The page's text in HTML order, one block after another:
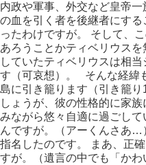
内政や軍事、外交など皇帝
の血を引く者を後継者にす
ったわけですが。 そして、
あろうことかティベリウス
していたティベリウスは相
す（可哀想）。 そんな経緯
島に引き籠ります（引き籠
しょうが、彼の性格的に家
みながら悠々自適に過ごし
んですが。（アーくんさあ
指名したのです。 まあ、正
すが。（遺言の中でも「か